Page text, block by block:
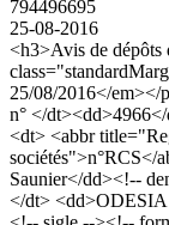
794496695
25-08-2016
<h3>Avis de dépôts
25/08/2016</
n° </
<dt> <abbr
sociétés">n°RCS</
Saunier</dd><!--
</dt>